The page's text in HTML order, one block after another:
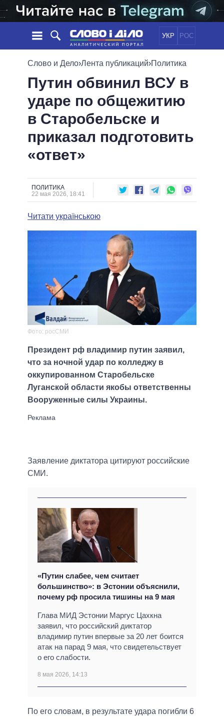
УКР РОС
НОВОСТИ
ЛЕНТА
СОБЫТИЯ
СТАТЬИ
МНЕНИЯ
ОБЗОРЫ
ДАЙДЖЕСТЫ
ПОЛИТИКА
ЭКОНОМИКА
ОБЩЕСТВО
ОБЕЩАНИЯ
ПОЛИТИКИ
ВСЕ ПОЛИТИКИ
ПРЕЗИДЕНТ И ОФИС
ВЕРХОВНАЯ РАДА
ГЛАВЫ ОБЛАДМИНИСТРАЦИЙ
МЭРЫ
ВСЕ ПЕРСОНЫ
СРАВНЕНИЕ ПОЛИТИКОВ
Слово и Дело›Лента публикаций›Политика
Путин обвинил ВСУ в
ударе по общежитию
в Старобельске и
приказал подготовить
«ответ»
ПОЛИТИКА
22 мая 2026, 18:41
Читати українською
Фото: росСМИ
Президент рф владимир путин заявил,
что за ночной удар по колледжу в
оккупированном Старобельске
Луганской области якобы ответственны
Вооруженные силы Украины.
Заявление диктатора цитируют российские
СМИ.
«Путин слабее, чем считает
большинство»: в Эстонии объяснили,
почему рф просила тишины на 9 мая
Глава МИД Эстонии Маргус Цахкна
заявил, что российский диктатор
владимир путин впервые за 20 лет боится
атак на парад 9 мая, что свидетельствует
о его слабости.
8 мая 2026, 14:13
По его словам, в результате удара погибли 6